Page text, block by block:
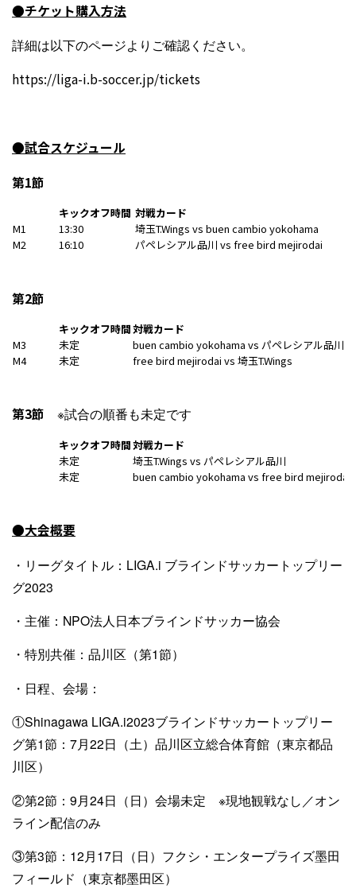
●チケット購入方法
詳細は以下のページよりご確認ください。
https://liga-i.b-soccer.jp/tickets
●試合スケジュール
第1節
キックオフ時間 対戦カード
M1
13:30
埼玉T.Wings vs buen cambio yokohama
M2
16:10 パペレシアル品川 vs free bird mejirodai
第2節
キックオフ時間対戦カード
M3
未定
buen cambio yokohama vs パペレシアル品川
M4
未定 free bird mejirodai vs 埼玉T.Wings
第3節 ※試合の順番も未定です
キックオフ時間対戦カード
未定
埼玉T.Wings vs パペレシアル品川
未定
buen cambio yokohama vs free bird mejirodai
●大会概要
・リーグタイトル：LIGA.i ブラインドサッカートップリー
グ2023
・主催：NPO法人日本ブラインドサッカー協会
・特別共催：品川区（第1節）
・日程、会場：
①Shinagawa LIGA.i2023ブラインドサッカートップリー
グ第1節：7月22日（土）品川区立総合体育館（東京都品
川区）
②第2節：9月24日（日）会場未定 ※現地観戦なし／オン
ライン配信のみ
③第3節：12月17日（日）フクシ・エンタープライズ墨田
フィールド（東京都墨田区）